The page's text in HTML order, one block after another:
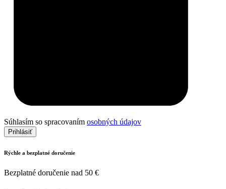
Súhlasím so spracovaním osobných údajov
Prihlásiť
Rýchle a bezplatné doručenie
Bezplatné doručenie nad 50 €